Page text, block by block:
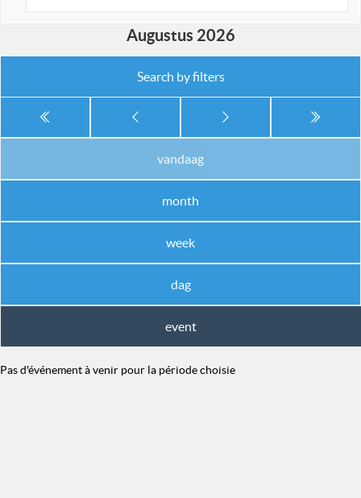
Augustus 2026
Search by filters
vandaag
month
week
dag
event
Pas d'événement à venir pour la période choisie